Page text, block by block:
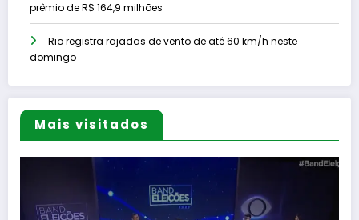
prêmio de R$ 164,9 milhões
Rio registra rajadas de vento de até 60 km/h neste
domingo
Mais visitados